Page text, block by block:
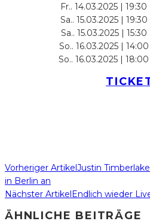
Fr.. 14.03.2025 |
Sa.. 15.03.2025 |
Sa.. 15.03.2025 |
So.. 16.03.2025 |
So.. 16.03.2025 |
Vorheriger ArtikelJustin
in Berlin an
Nächster ArtikelEndlich wieder
ÄHNLICHE BEITRÄGE